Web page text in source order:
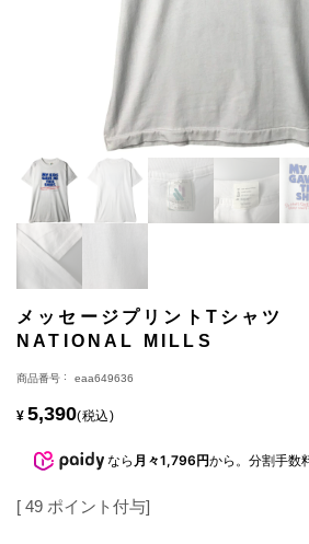
メッセージプリントTシャツ
NATIONAL MILLS
商品番号 eaa649636
¥ 5,390 税込
なら 月々1,796円から。分割手数
[ 49 ポイント付与]